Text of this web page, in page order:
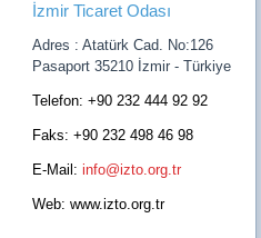
İzmir Ticaret Odası
Adres : Atatürk Cad. No:126
Pasaport 35210 İzmir - Türkiye
Telefon: +90 232 444 92 92
Faks: +90 232 498 46 98
E-Mail:info@izto.org.tr
Web: www.izto.org.tr